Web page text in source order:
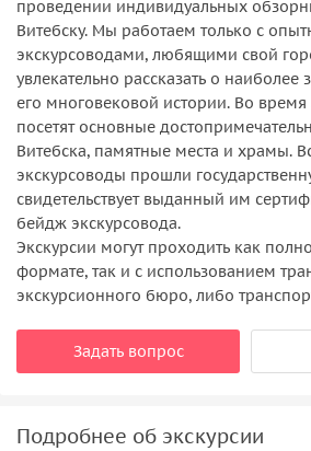
проведении индивидуальных
Витебску. Мы работаем только с
экскурсоводами, любящими свой
увлекательно рассказать о
его многовековой истории. Во время
посетят основные
Витебска, памятные места и храмы.
экскурсоводы прошли
свидетельствует выданный им
бейдж экскурсовода.
Экскурсии могут проходить как
формате, так и с использованием
экскурсионного бюро, либо
Задать вопрос
Подробнее об экскурсии